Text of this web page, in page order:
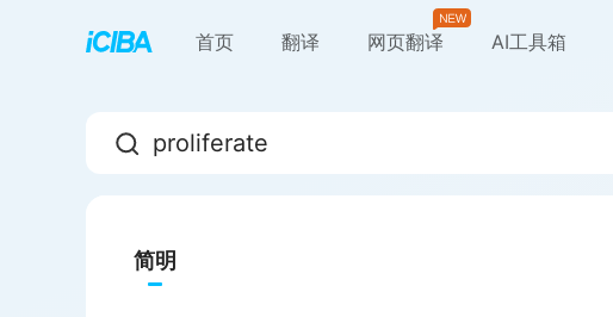
首页 翻译 网页翻译 AI工具箱
简明